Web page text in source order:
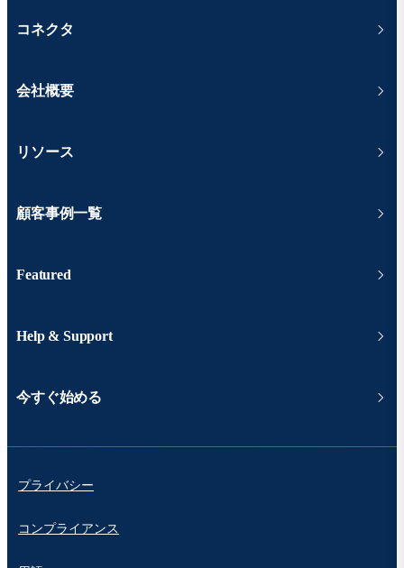
コネクタ
会社概要
リソース
顧客事例一覧
Featured
Help & Support
今すぐ始める
プライバシー
コンプライアンス